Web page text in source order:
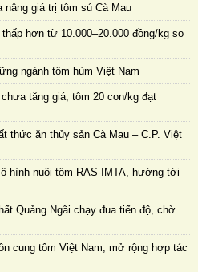
giá trị tôm sú Cà Mau
hơn từ 10.000–20.000 đồng/kg so
ngành tôm hùm Việt Nam
tăng giá, tôm 20 con/kg đạt
thức ăn thủy sản Cà Mau – C.P. Việt
hình nuôi tôm RAS-IMTA, hướng tới
Quảng Ngãi chạy đua tiến độ, chờ
cung tôm Việt Nam, mở rộng hợp tác